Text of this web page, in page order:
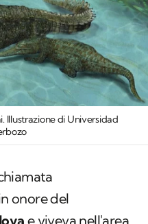
Illustrazione di Universidad
onore del
e viveva nell'area